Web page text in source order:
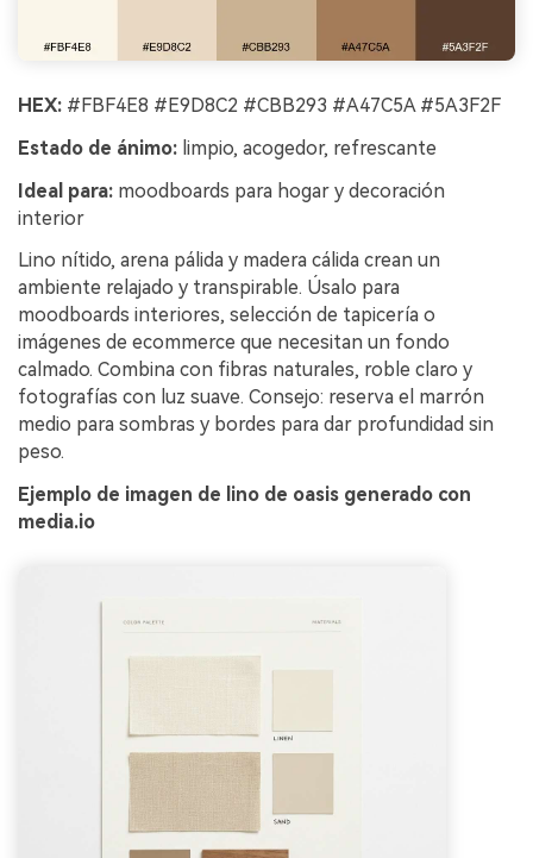
HEX: #FBF4E8 #E9D8C2 #CBB293 #A47C5A #5A3F2F
Estado de ánimo: limpio, acogedor, refrescante
Ideal para: moodboards para hogar y decoración
interior
Lino nítido, arena pálida y madera cálida crean un
ambiente relajado y transpirable. Úsalo para
moodboards interiores, selección de tapicería o
imágenes de ecommerce que necesitan un fondo
calmado. Combina con fibras naturales, roble claro y
fotografías con luz suave. Consejo: reserva el marrón
medio para sombras y bordes para dar profundidad sin
peso.
Ejemplo de imagen de lino de oasis generado con
media.io